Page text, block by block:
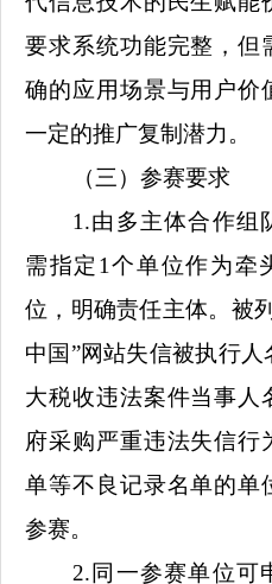
要求系统功能完整，但
确的应用场景与用户价
一定的推广复制潜力。
（三）参赛要求
1.由多主体合作组
需指定1个单位作为牵
位，明确责任主体。被
中国”网站失信被执行人
大税收违法案件当事人
府采购严重违法失信行
单等不良记录名单的单
参赛。
2.同一参赛单位可